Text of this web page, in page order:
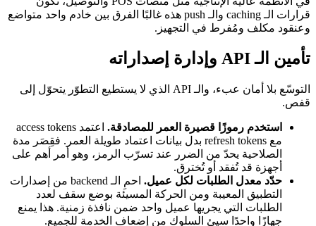
قرارات الـ caching والـ push هذه غالبًا الفرق بين خادم واحد متواضع
وعنقود مكلف ومُفرط في التجهيز.
تأمين الـ API وإدارة إصداراته
التوسّع بلا أمان عبء، والـ API الذي لا يستطيع التطوّر يتحوّل إلى
قفص.
استخدم رموزًا قصيرة العمر للمصادقة.
اعتمد access tokens
مع refresh tokens بدل بيانات اعتماد طويلة العمر. فقِصَر مدة
الصلاحية يحدّ من الضرر عند تسرّب الرمز، وهو أمر أهم على
أجهزة قد تُفقد أو تُخترق.
حدّد معدل الطلبات لكل عميل.
احمِ الـ backend من إصدارات
التطبيق المعيبة ومن الحركة المسيئة بوضع سقف لعدد
الطلبات التي يجريها عميل واحد ضمن نافذة زمنية. هذا يمنع
جهازًا واحدًا سيئ السلوك من إضعاف الخدمة للجميع.